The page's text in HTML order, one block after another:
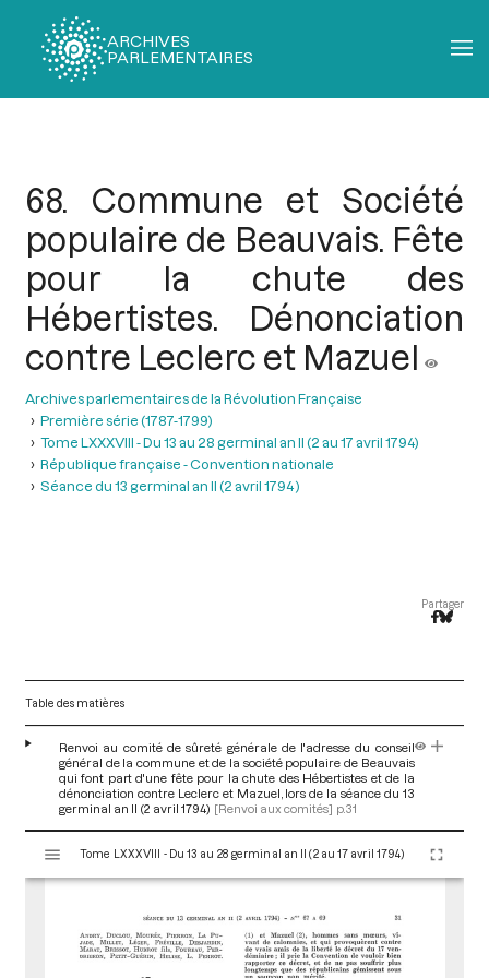
ARCHIVES
PARLEMENTAIRES
68. Commune et Société
populaire de Beauvais. Fête
pour la chute des
Hébertistes. Dénonciation
contre Leclerc et Mazuel
Archives parlementaires de la Révolution Française
Première série (1787-1799)
Tome LXXXVIII - Du 13 au 28 germinal an II (2 au 17 avril 1794)
République française - Convention nationale
Séance du 13 germinal an II (2 avril 1794 )
Partager
Table des matières
Renvoi au comité de sûreté générale de l'adresse du conseil
général de la commune et de la société populaire de Beauvais
qui font part d'une fête pour la chute des Hébertistes et de la
dénonciation contre Leclerc et Mazuel, lors de la séance du 13
germinal an II (2 avril 1794) [Renvoi aux comités] p.31
s
Tome LXXXVIII - Du 13 au 28 germinal an II (2 au 17 avril 1794)